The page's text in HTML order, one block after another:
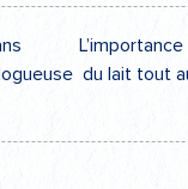
du lait tout